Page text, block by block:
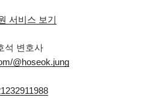
서비스 보기
석 변호사
@hoseok.jung